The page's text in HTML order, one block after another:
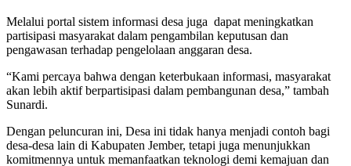
Melalui portal sistem informasi desa juga dapat meningkatkan
partisipasi masyarakat dalam pengambilan keputusan dan
pengawasan terhadap pengelolaan anggaran desa.
“Kami percaya bahwa dengan keterbukaan informasi, masyarakat
akan lebih aktif berpartisipasi dalam pembangunan desa,” tambah
Sunardi.
Dengan peluncuran ini, Desa ini tidak hanya menjadi contoh bagi
desa-desa lain di Kabupaten Jember, tetapi juga menunjukkan
komitmennya untuk memanfaatkan teknologi demi kemajuan dan